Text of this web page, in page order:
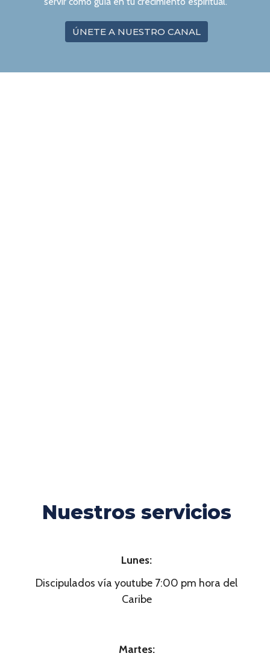
ÚNETE A NUESTRO CANAL
Nuestros servicios
Lunes:
Discipulados vía youtube 7:00 pm hora del
Caribe
Martes: